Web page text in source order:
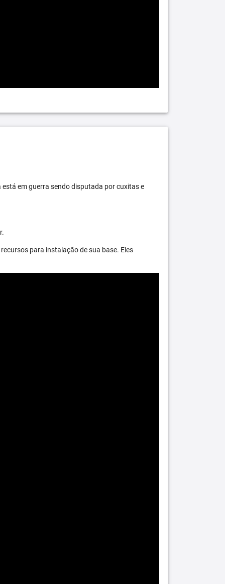
em guerra sendo disputada por cuxitas e
para instalação de sua base. Eles